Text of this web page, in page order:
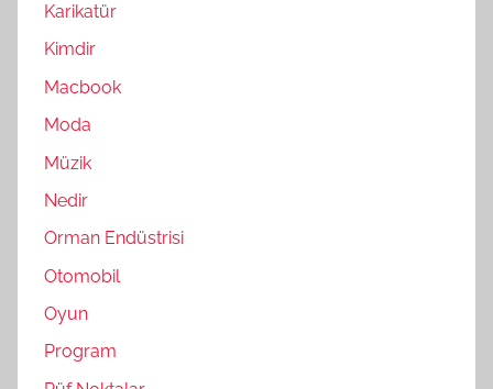
Karikatür
Kimdir
Macbook
Moda
Müzik
Nedir
Orman Endüstrisi
Otomobil
Oyun
Program